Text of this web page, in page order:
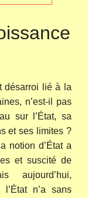
désarroi lié à la
n’est-il pas
sur l’État, sa
et ses limites ?
notion d’État a
et suscité de
aujourd’hui,
l’État n’a sans